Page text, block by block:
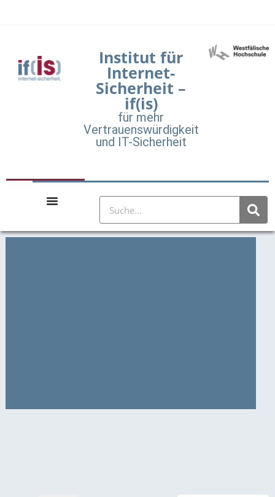
Institut für
Internet-
Sicherheit –
if(is)
für mehr
Vertrauenswürdigkeit
und IT-Sicherheit